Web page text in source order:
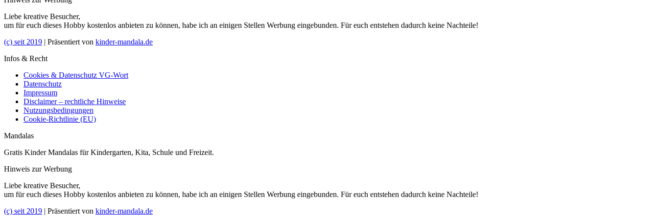
Liebe kreative Besucher,
um für euch dieses Hobby kostenlos anbieten zu können, habe ich an einigen Stellen Werbung eingebunden. Für euch entstehen dadurch keine Nachteile!
(c) seit 2019 | Präsentiert von kinder-mandala.de
Infos & Recht
Cookies & Datenschutz VG-Wort
Datenschutz
Impressum
Disclaimer – rechtliche Hinweise
Nutzungsbedingungen
Cookie-Richtlinie (EU)
Mandalas
Gratis Kinder Mandalas für Kindergarten, Kita, Schule und Freizeit.
Hinweis zur Werbung
Liebe kreative Besucher,
um für euch dieses Hobby kostenlos anbieten zu können, habe ich an einigen Stellen Werbung eingebunden. Für euch entstehen dadurch keine Nachteile!
(c) seit 2019 | Präsentiert von kinder-mandala.de